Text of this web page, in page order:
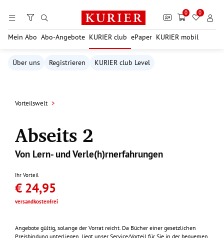
0 0
Mein Abo Abo-Angebote KURIER club ePaper KURIER mobil
Über uns Registrieren KURIER club Level
Vorteilswelt
Abseits 2
Von Lern- und Verle(h)rnerfahrungen
Ihr Vorteil
€ 24,95
versandkostenfrei
Angebote gültig, solange der Vorrat reicht. Da Bücher einer gesetzlichen
Preisbindung unterliegen, liegt unser Service/Vorteil für Sie in der bequemen